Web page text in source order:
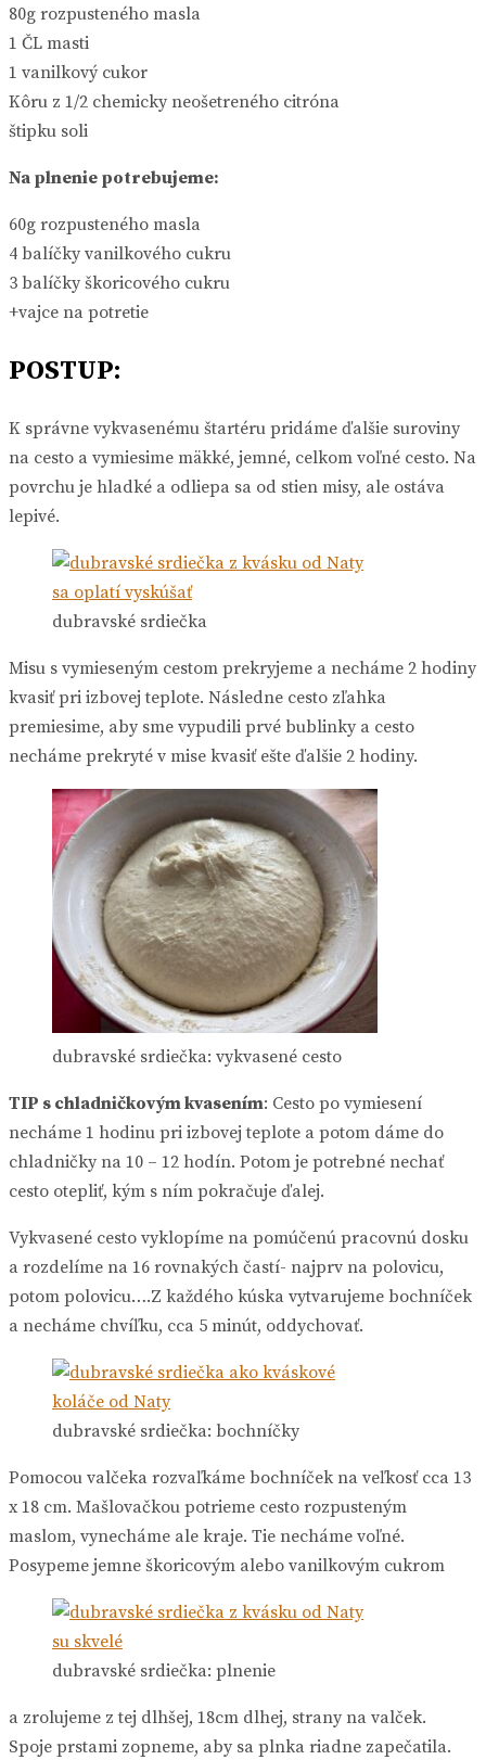
80g rozpusteného masla
1 ČL masti
1 vanilkový cukor
Kôru z 1/2 chemicky neošetreného citróna
štipku soli
Na plnenie potrebujeme:
60g rozpusteného masla
4 balíčky vanilkového cukru
3 balíčky škoricového cukru
+vajce na potretie
POSTUP:
K správne vykvasenému štartéru pridáme ďalšie suroviny
na cesto a vymiesime mäkké, jemné, celkom voľné cesto. Na
povrchu je hladké a odliepa sa od stien misy, ale ostáva
lepivé.
dubravské srdiečka
Misu s vymieseným cestom prekryjeme a necháme 2 hodiny
kvasiť pri izbovej teplote. Následne cesto zľahka
premiesime, aby sme vypudili prvé bublinky a cesto
necháme prekryté v mise kvasiť ešte ďalšie 2 hodiny.
dubravské srdiečka: vykvasené cesto
TIP s chladničkovým kvasením: Cesto po vymiesení
necháme 1 hodinu pri izbovej teplote a potom dáme do
chladničky na 10 – 12 hodín. Potom je potrebné nechať
cesto otepliť, kým s ním pokračuje ďalej.
Vykvasené cesto vyklopíme na pomúčenú pracovnú dosku
a rozdelíme na 16 rovnakých častí- najprv na polovicu,
potom polovicu….Z každého kúska vytvarujeme bochníček
a necháme chvíľku, cca 5 minút, oddychovať.
dubravské srdiečka: bochníčky
Pomocou valčeka rozvaľkáme bochníček na veľkosť cca 13
x 18 cm. Mašlovačkou potrieme cesto rozpusteným
maslom, vynecháme ale kraje. Tie necháme voľné.
Posypeme jemne škoricovým alebo vanilkovým cukrom
dubravské srdiečka: plnenie
a zrolujeme z tej dlhšej, 18cm dlhej, strany na valček.
Spoje prstami zopneme, aby sa plnka riadne zapečatila.